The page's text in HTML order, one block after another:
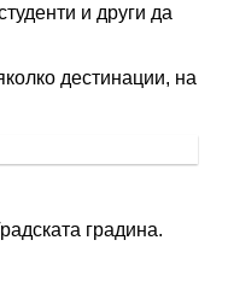
и други да
дестинации, на
градина.